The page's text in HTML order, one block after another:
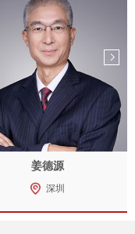
姜德源
深圳